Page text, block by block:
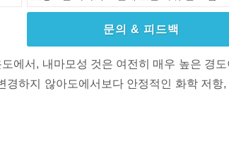
문의 & 피드백
에서, 내마모성 것은 여전히 매우 높은 경도
하지 않아도에서보다 안정적인 화학 저항,